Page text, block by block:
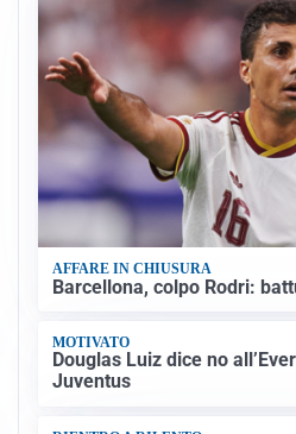
AFFARE IN CHIUSURA
Barcellona, colpo Rodri:
MOTIVATO
Douglas Luiz dice no
Juventus